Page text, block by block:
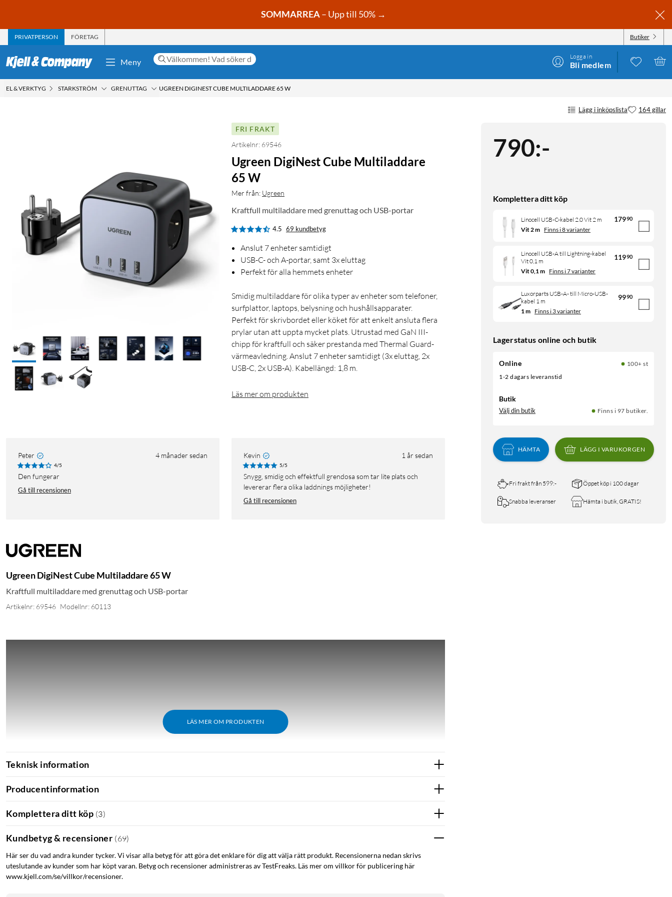
SOMMARREA– Upp till 50% →
PRIVATPERSON FÖRETAG Butiker
Meny
Logga in
Bli medlem
EL & VERKTYG STARKSTRÖM GRENUTTAG UGREEN DIGINEST CUBE MULTILADDARE 65 W
Lägg i inköpslista 164 gillar
790:-
Komplettera ditt köp
Linocell USB-C-kabel 2.0 Vit 2 m 17990
Vit 2 m Finns i 8 varianter
Linocell USB-A till Lightning-kabel
Vit 0,1 m
11990
Vit 0,1 m Finns i 7 varianter
Luxorparts USB-A- till Micro-USB-
kabel 1 m
9990
1 m Finns i 3 varianter
Lagerstatus online och butik
Online
100+ st
1-2 dagars leveranstid
Butik
Välj din butik Finns i 97 butiker.
HÄMTA LÄGG I VARUKORGEN
Fri frakt från 599:- Öppet köp i 100 dagar
Snabba leveranser Hämta i butik, GRATIS!
FRI FRAKT
Artikelnr: 69546
Ugreen DigiNest Cube Multiladdare
65 W
Mer från: Ugreen
Kraftfull multiladdare med grenuttag och USB-portar
4.5 69 kundbetyg
Anslut 7 enheter samtidigt
USB-C- och A-portar, samt 3x eluttag
Perfekt för alla hemmets enheter
Smidig multiladdare för olika typer av enheter som telefoner,
surfplattor, laptops, belysning och hushållsapparater.
Perfekt för skrivbordet eller köket för att enkelt ansluta flera
prylar utan att uppta mycket plats. Utrustad med GaN III-
chipp för kraftfull och säker prestanda med Thermal Guard-
värmeavledning. Anslut 7 enheter samtidigt (3x eluttag, 2x
USB-C, 2x USB-A). Kabellängd: 1,8 m.
Läs mer om produkten
Peter 4 månader sedan
4/5
Den fungerar
Gå till recensionen
Kevin 1 år sedan
5/5
Snygg, smidig och effektfull grendosa som tar lite plats och
levererar flera olika laddnings möjligheter!
Gå till recensionen
Ugreen DigiNest Cube Multiladdare 65 W
Kraftfull multiladdare med grenuttag och USB-portar
Artikelnr: 69546 Modellnr: 60113
LÄS MER OM PRODUKTEN
Teknisk information
Producentinformation
Komplettera ditt köp (3)
Kundbetyg & recensioner (69)
Här ser du vad andra kunder tycker. Vi visar alla betyg för att göra det enklare för dig att välja rätt produkt. Recensionerna nedan skrivs
uteslutande av kunder som har köpt varan. Betyg och recensioner administreras av TestFreaks. Läs mer om villkor för publicering här
www.kjell.com/se/villkor/recensioner.